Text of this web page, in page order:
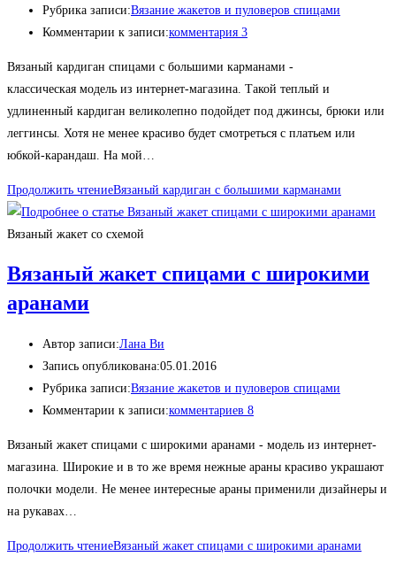
Рубрика записи:Вязание жакетов и пуловеров спицами
Комментарии к записи:комментария 3
Вязаный кардиган спицами с большими карманами -
классическая модель из интернет-магазина. Такой теплый и
удлиненный кардиган великолепно подойдет под джинсы, брюки или
леггинсы. Хотя не менее красиво будет смотреться с платьем или
юбкой-карандаш. На мой…
Продолжить чтениеВязаный кардиган с большими карманами
Вязаный жакет со схемой
Вязаный жакет спицами с широкими
аранами
Автор записи:Лана Ви
Запись опубликована:05.01.2016
Рубрика записи:Вязание жакетов и пуловеров спицами
Комментарии к записи:комментариев 8
Вязаный жакет спицами с широкими аранами - модель из интернет-
магазина. Широкие и в то же время нежные араны красиво украшают
полочки модели. Не менее интересные араны применили дизайнеры и
на рукавах…
Продолжить чтениеВязаный жакет спицами с широкими аранами